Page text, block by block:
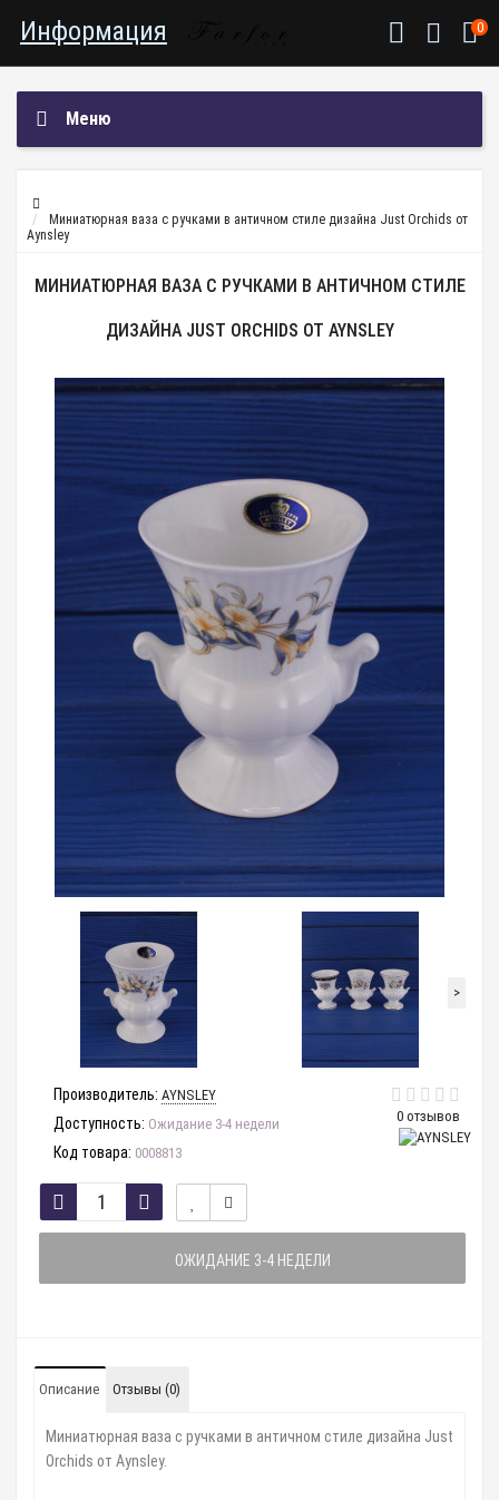
Информация 0
Меню
Миниатюрная ваза с ручками в античном стиле дизайна Just Orchids от
Aynsley
МИНИАТЮРНАЯ ВАЗА С РУЧКАМИ В АНТИЧНОМ СТИЛЕ
ДИЗАЙНА JUST ORCHIDS ОТ AYNSLEY
>
0 отзывов
Производитель: AYNSLEY
Доступность: Ожидание 3-4 недели
Код товара: 0008813
ОЖИДАНИЕ 3-4 НЕДЕЛИ
Описание Отзывы (0)
Миниатюрная ваза с ручками в античном стиле дизайна Just
Orchids от Aynsley.